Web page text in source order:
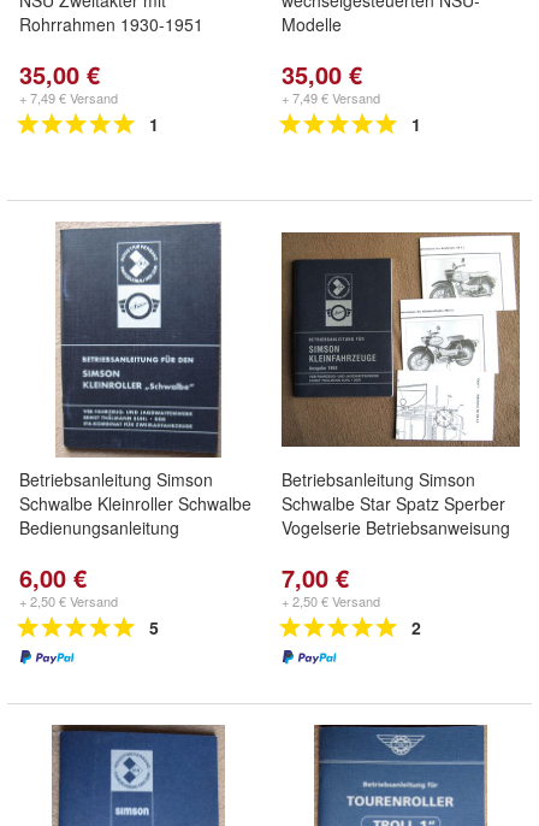
Rohrrahmen 1930-1951
35,00 €
+ 7,49 € Versand
1
Modelle
35,00 €
+ 7,49 € Versand
1
Betriebsanleitung Simson
Schwalbe Kleinroller Schwalbe
Bedienungsanleitung
6,00 €
+ 2,50 € Versand
5
Betriebsanleitung Simson
Schwalbe Star Spatz Sperber
Vogelserie Betriebsanweisung
7,00 €
+ 2,50 € Versand
2